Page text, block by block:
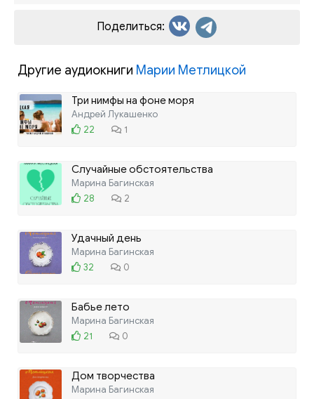
Поделиться:
Другие аудиокниги Марии Метлицкой
Три нимфы на фоне моря
Андрей Лукашенко
22
1
Случайные обстоятельства
Марина Багинская
28
2
Удачный день
Марина Багинская
32
0
Бабье лето
Марина Багинская
21
0
Дом творчества
Марина Багинская